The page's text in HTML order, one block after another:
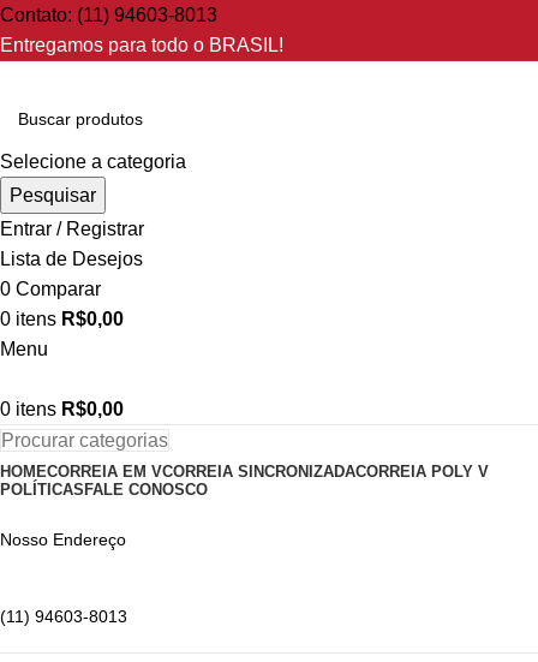
Contato: (11) 94603-8013
Entregamos para todo o BRASIL!
Selecione a categoria
Pesquisar
Entrar / Registrar
Lista de Desejos
0 Comparar
0 itens R$0,00
Menu
0 itens R$0,00
Procurar categorias
HOMECORREIA EM VCORREIA SINCRONIZADACORREIA POLY V
POLÍTICAS FALE CONOSCO
Nosso Endereço
(11) 94603-8013